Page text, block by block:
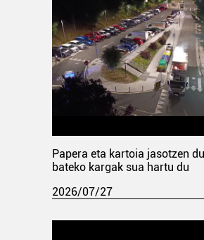
Papera eta kartoia jasotzen
bateko kargak sua hartu du
2026/07/27